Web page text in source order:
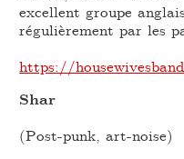
excellent groupe
régulièrement par les
https://
Shar
(Post-punk, art-noise)